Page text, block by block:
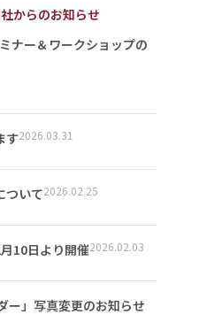
からのお知らせ
ナー＆ワークショップの
す2026.03.31
ついて2026.02.25
10日より開催2026.02.03
ー」写真変更のお知らせ